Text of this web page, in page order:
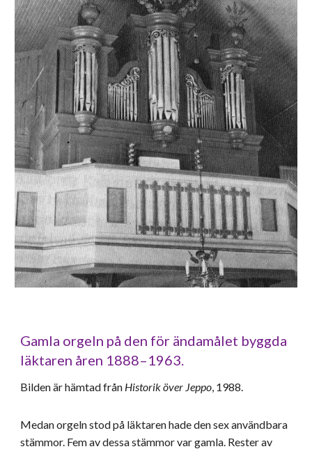
Gamla orgeln på den för ändamålet byggda
läktaren åren 1888–1963.
Bilden är hämtad från Historik över Jeppo , 1988.
Medan orgeln stod på läktaren hade den sex användbara
stämmor. Fem avdessa stämmor var gamla. Rester av